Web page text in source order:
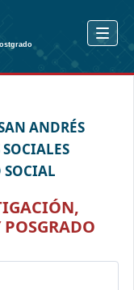
ANDRÉS
SOCIAL